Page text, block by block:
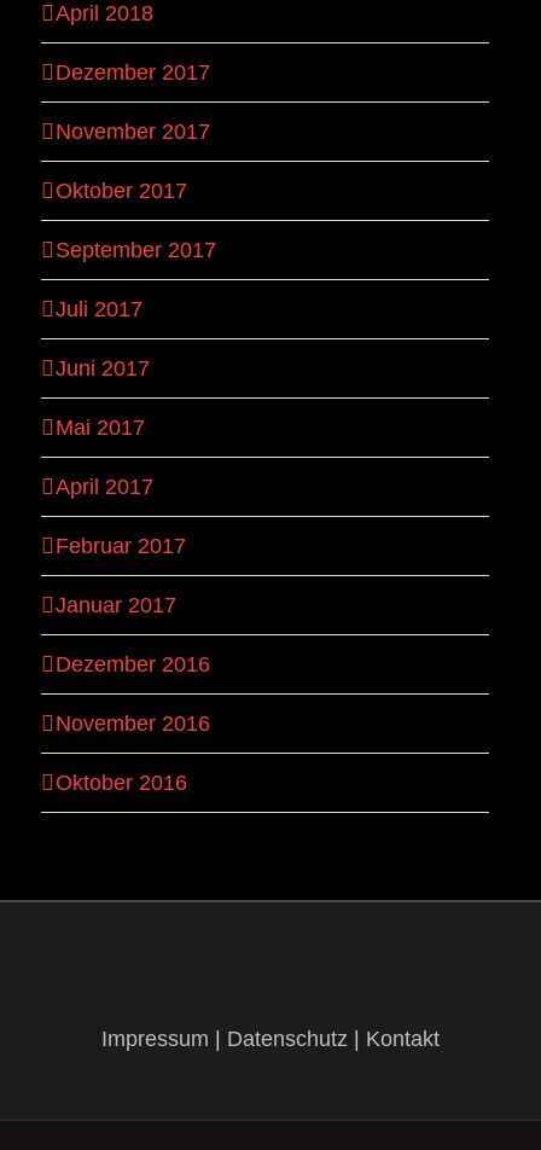
April 2018
Dezember 2017
November 2017
Oktober 2017
September 2017
Juli 2017
Juni 2017
Mai 2017
April 2017
Februar 2017
Januar 2017
Dezember 2016
November 2016
Oktober 2016
Impressum | Datenschutz | Kontakt